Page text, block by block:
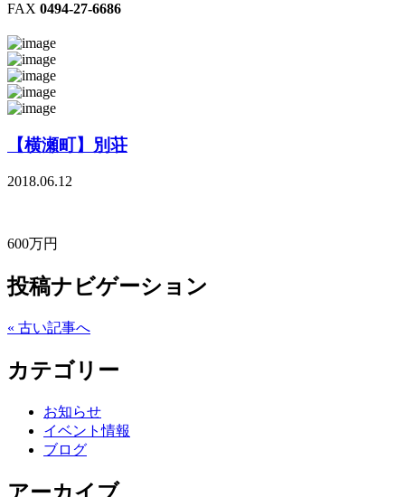
FAX 0494-27-6686
【横瀬町】別荘
2018.06.12
600万円
投稿ナビゲーション
« 古い記事へ
カテゴリー
お知らせ
イベント情報
ブログ